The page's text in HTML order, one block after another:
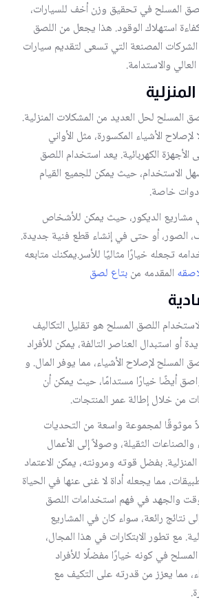
المسلح في تحقيق وزن أخف للسيارات،
استهلاك الوقود. هذا يجعل من اللصق
المصنعة التي تسعى لتقديم سيارات
والاستدامة.
المسلح لحل العديد من المشكلات المنزلية.
الأشياء المكسورة، مثل الأواني
الأجهزة الكهربائية. يعد استخدام اللصق
الاستخدام، حيث يمكن للجميع القيام
خاصة.
مشاريع الديكور، حيث يمكن للأشخاص
الصور، أو حتى في إنشاء قطع فنية جديدة.
تجعله خيارًا مثاليًا للأسر.يمكنك متابعه
المقدمه منبتاع لصق
اللصق المسلح هو تقليل التكاليف
أو استبدال العناصر التالفة، يمكن للأفراد
المسلح لإصلاح الأشياء، مما يوفر المال. و
أيضًا خيارًا مستدامًا، حيث يمكن أن
من خلال إطالة عمر المنتجات.
موثوقًا لمجموعة واسعة من التحديات
والصناعات الثقيلة، وصولاً إلى الأعمال
بفضل قوته ومرونته، يمكن الاعتماد
مما يجعله أداة لا غنى عنها في الحياة
والجهد في فهم استخدامات اللصق
نتائج رائعة، سواء كان في المشاريع
مع تطور الابتكارات في هذا المجال،
في كونه خيارًا مفضلًا للأفراد
مما يعزز من قدرته على التكيف مع